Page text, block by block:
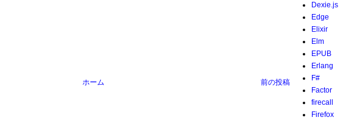
前の投稿
ホーム
Dexie.js
Edge
Elixir
Elm
EPUB
Erlang
F#
Factor
firecall
Firefox